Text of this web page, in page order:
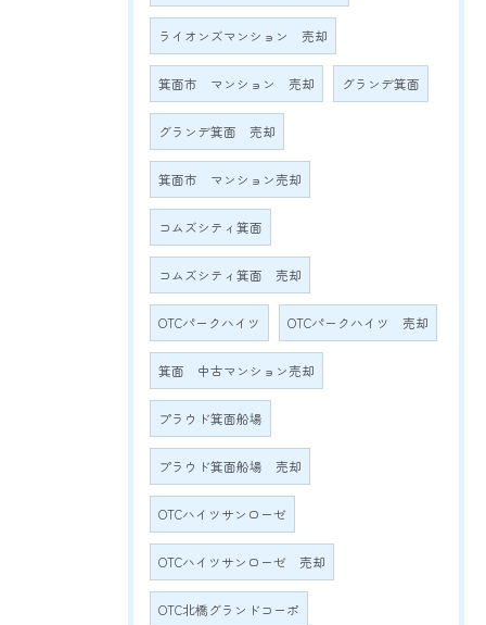
ライオンズマンション 売却
箕面市 マンション 売却 グランデ箕面
グランデ箕面 売却
箕面市 マンション売却
コムズシティ箕面
コムズシティ箕面 売却
OTCパークハイツ OTCパークハイツ 売却
箕面 中古マンション売却
プラウド箕面船場
プラウド箕面船場 売却
OTCハイツサンローゼ
OTCハイツサンローゼ 売却
OTC北橋グランドコーポ